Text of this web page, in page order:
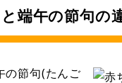
端午の節句の
の節句(たんご